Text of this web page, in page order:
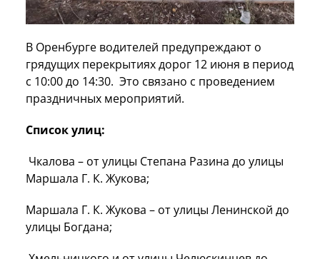
В Оренбурге водителей предупреждают о
грядущих перекрытиях дорог 12 июня в период
с 10:00 до 14:30. Это связано с проведением
праздничных мероприятий.
Список улиц:
Чкалова – от улицы Степана Разина до улицы
Маршала Г. К. Жукова;
Маршала Г. К. Жукова – от улицы Ленинской до
улицы Богдана;